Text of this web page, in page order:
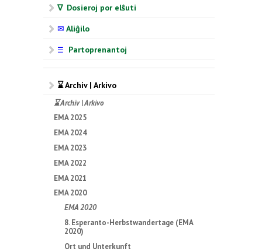
∇ Dosieroj por elŝuti
✉ Aliĝilo
☰ Partoprenantoj
⌛ Archiv | Arkivo
⌛ Archiv | Arkivo
EMA 2025
EMA 2024
EMA 2023
EMA 2022
EMA 2021
EMA 2020
EMA 2020
8. Esperanto-Herbstwandertage (EMA
2020)
Ort und Unterkunft